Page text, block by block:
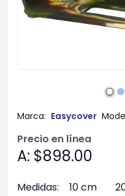
Marca: Easycover
Precio en línea
A: $898.00
Medidas: 10 cm